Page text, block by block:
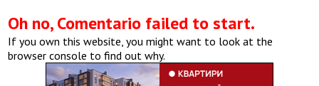
Oh no, Comentario failed to start.
If you own this website, you might want to look at the
browser console to find out why.